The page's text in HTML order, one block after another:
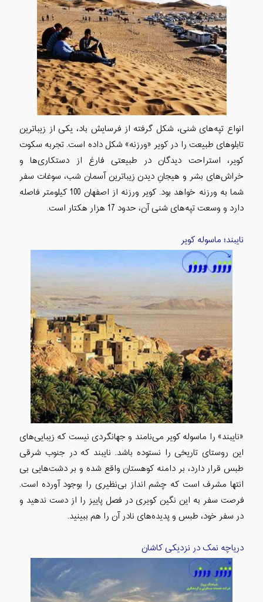
انواع تپه‌های شنی، شکل گرفته از فرسایش باد، یکی از زیباترین
تابلوهای طبیعت را در کویر «ورزنه» شکل داده است. تجربه سکوت
کویر، استراحت دیدگان در طبیعتی فارغ از دستکاری‌ها و
خراش‌های بشر و هیجانِ دیدن زیباترین آسمان شب، سوغات سفر
شما به ورزنه خواهد بود. کویر ورزنه از اصفهان 100 کیلومتر فاصله
دارد و وسعت تپه‌های شنی آن، حدود 17 هزار هکتار است.
نایبند؛ ماسوله کویر
«نایبند» را ماسوله کویر می‌نامند و جهانگردی نیست که زیبایی‌های
این روستای تاریخی را نستوده باشد. نایبند که در جنوب شرقی
طبس قرار دارد، بر دامنه کوهستان واقع شده و بر دشت‌هایی بی
انتها مشرف است که چشم انداز بی‌نظیری را بوجود آورده است.
فرصت سفر به این نگین کویری در فصل پاییز را از دست ندهید و
در سفر خود، طبس و پدیده‌های نادر آن را هم ببینید.
دریاچه نمک در نزدیکی کاشان